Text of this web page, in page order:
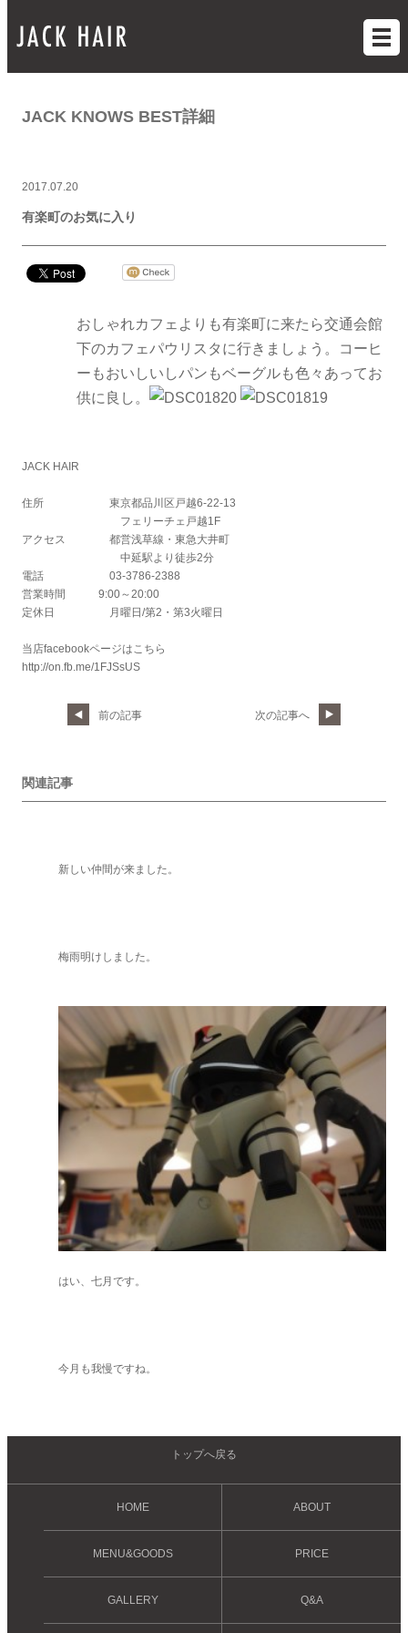
JACK KNOWS BEST詳細
2017.07.20
有楽町のお気に入り
おしゃれカフェよりも有楽町に来たら交通会館
下のカフェパウリスタに行きましょう。コーヒ
ーもおいしいしパンもベーグルも色々あってお
供に良し。
JACK HAIR
住所 東京都品川区戸越6-22-13
フェリーチェ戸越1F
アクセス 都営浅草線・東急大井町
中延駅より徒歩2分
電話 03-3786-2388
営業時間 9:00～20:00
定休日 月曜日/第2・第3火曜日
当店facebookページはこちら
http://on.fb.me/1FJSsUS
前の記事 次の記事へ
関連記事
新しい仲間が来ました。
梅雨明けしました。
はい、七月です。
今月も我慢ですね。
トップへ戻る
HOME ABOUT
MENU&GOODS PRICE
GALLERY Q&A